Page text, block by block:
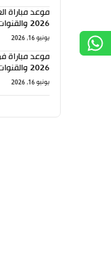
موعد مباراة
2026 والقنوات الناقلة
يونيو 16, 2026
موعد مباراة
2026 والقنوات الناقلة
يونيو 16, 2026